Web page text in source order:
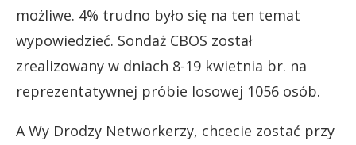
możliwe. 4% trudno było się na ten temat
wypowiedzieć. Sondaż CBOS został
zrealizowany w dniach 8-19 kwietnia br. na
reprezentatywnej próbie losowej 1056 osób.
A Wy Drodzy Networkerzy, chcecie zostać przy